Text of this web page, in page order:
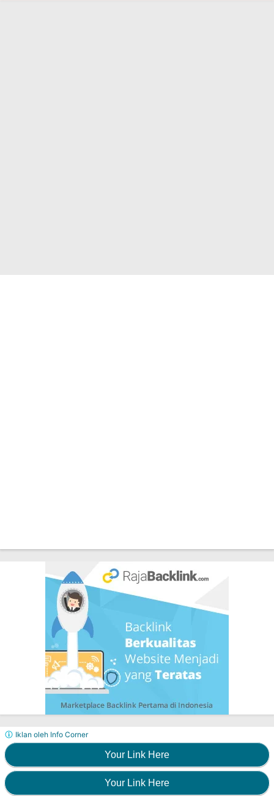
Your Link Here
Your Link Here
Iklan oleh Info Corner